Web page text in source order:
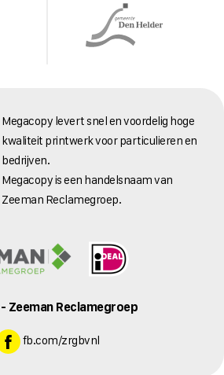
Megacopy levert snel en voordelig hoge
kwaliteit printwerk voor particulieren en
bedrijven.
Megacopy is een handelsnaam van
Zeeman Reclamegroep.
Zeeman Reclamegroep
fb.com/zrgbvnl